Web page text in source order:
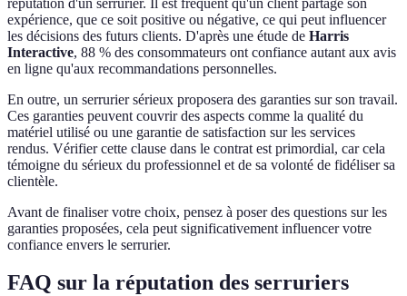
expérience, que ce soit positive ou négative, ce qui peut influencer
les décisions des futurs clients. D'après une étude de Harris
Interactive, 88 % des consommateurs ont confiance autant aux avis
en ligne qu'aux recommandations personnelles.
En outre, un serrurier sérieux proposera des garanties sur son travail.
Ces garanties peuvent couvrir des aspects comme la qualité du
matériel utilisé ou une garantie de satisfaction sur les services
rendus. Vérifier cette clause dans le contrat est primordial, car cela
témoigne du sérieux du professionnel et de sa volonté de fidéliser sa
clientèle.
Avant de finaliser votre choix, pensez à poser des questions sur les
garanties proposées, cela peut significativement influencer votre
confiance envers le serrurier.
FAQ sur la réputation des serruriers